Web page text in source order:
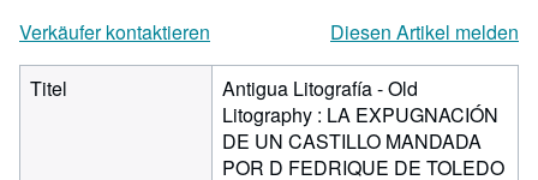
Verkäufer kontaktieren
Diesen Artikel melden
Titel
Antigua Litografía - Old
Litography : LA EXPUGNACIÓN
DE UN CASTILLO MANDADA
POR D FEDRIQUE DE TOLEDO